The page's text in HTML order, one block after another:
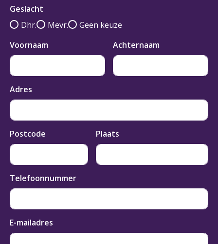
Geslacht
Dhr.
Mevr.
Geen keuze
Voornaam
Achternaam
Adres
Postcode Plaats
Telefoonnummer
E-mailadres